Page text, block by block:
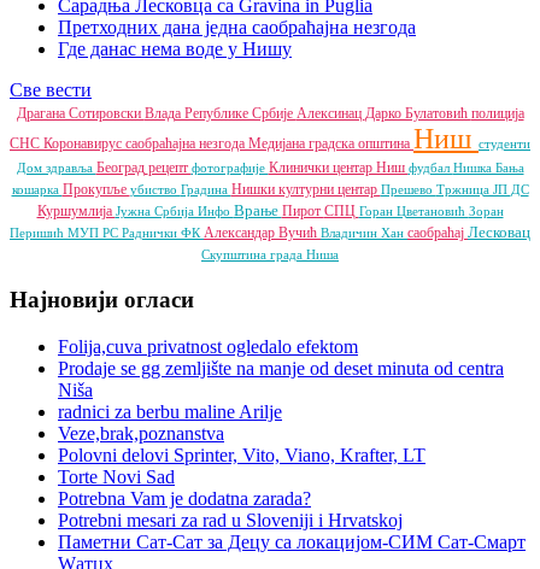
Сарадња Лесковца са Gravina in Puglia
Претходних дана једна саобраћајна незгода
Где данас нема воде у Нишу
Све вести
Драгана Сотировски Влада Републике Србије Алексинац Дарко Булатовић полиција
СНС Коронавирус саобраћајна незгода Медијана градска општина Ниш студенти
Дом здравља Београд рецепт фотографије Клинички центар Ниш фудбал Нишка Бања
кошарка Прокупље убиство Градина Нишки културни центар Прешево Тржница ЈП ДС
Куршумлија Јужна Србија Инфо Врање Пирот СПЦ Горан Цветановић Зоран
Перишић МУП РС Раднички ФК Александар Вучић Владичин Хан саобраћај Лесковац
Скупштина града Ниша
Најновији огласи
Folija,cuva privatnost ogledalo efektom
Prodaje se gg zemljište na manje od deset minuta od centra
Niša
radnici za berbu maline Arilje
Veze,brak,poznanstva
Polovni delovi Sprinter, Vito, Viano, Krafter, LT
Torte Novi Sad
Potrebna Vam je dodatna zarada?
Potrebni mesari za rad u Sloveniji i Hrvatskoj
Паметни Сат-Сат за Децу са локацијом-СИМ Сат-Смарт
Wатцх